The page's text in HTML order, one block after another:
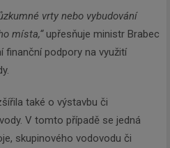
vrty nebo vybudování
místa,“upřesňuje ministr Brabec
finanční podpory na využití
také o výstavbu či
V tomto případě se jedná
skupinového vodovodu či